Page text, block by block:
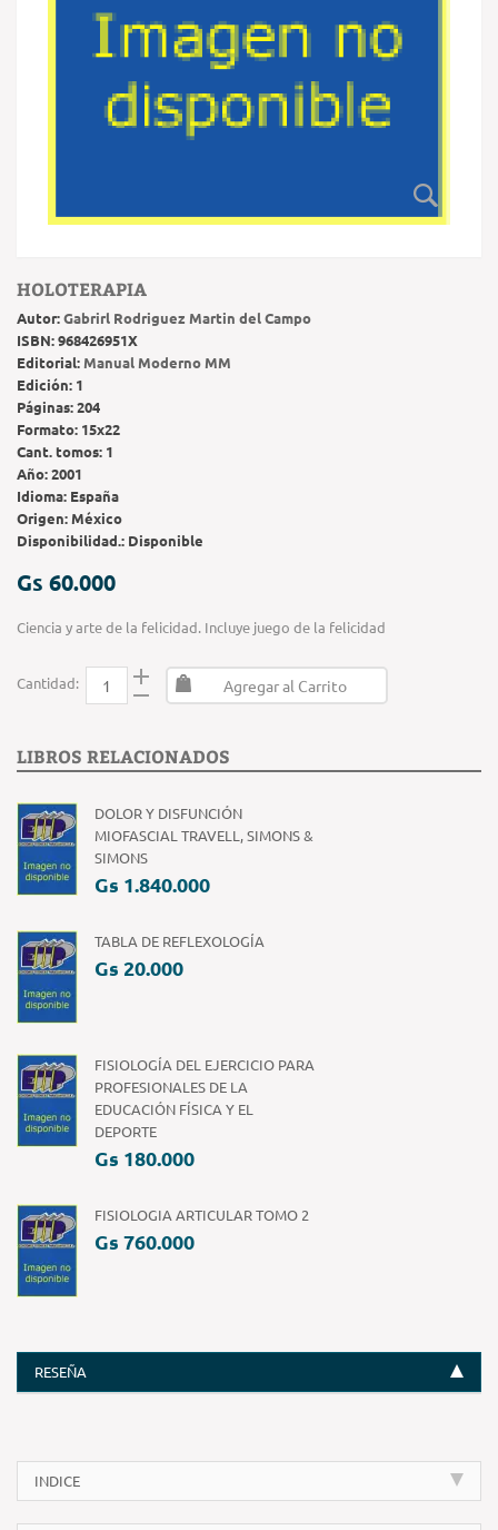
HOLOTERAPIA
Autor:Gabrirl Rodriguez Martin del Campo
ISBN:968426951X
Editorial: Manual Moderno MM
Edición: 1
Páginas:204
Formato: 15x22
Cant. tomos: 1
Año:2001
Idioma: España
Origen:México
Disponibilidad.: Disponible
Gs 60.000
Ciencia y arte de la felicidad. Incluye juego de la felicidad
Cantidad: Agregar al Carrito
LIBROS RELACIONADOS
DOLOR Y DISFUNCIÓN
MIOFASCIAL TRAVELL, SIMONS &
SIMONS
Gs 1.840.000
TABLA DE REFLEXOLOGÍA
Gs 20.000
FISIOLOGÍA DEL EJERCICIO PARA
PROFESIONALES DE LA
EDUCACIÓN FÍSICA Y EL
DEPORTE
Gs 180.000
FISIOLOGIA ARTICULAR TOMO 2
Gs 760.000
RESEÑA
INDICE